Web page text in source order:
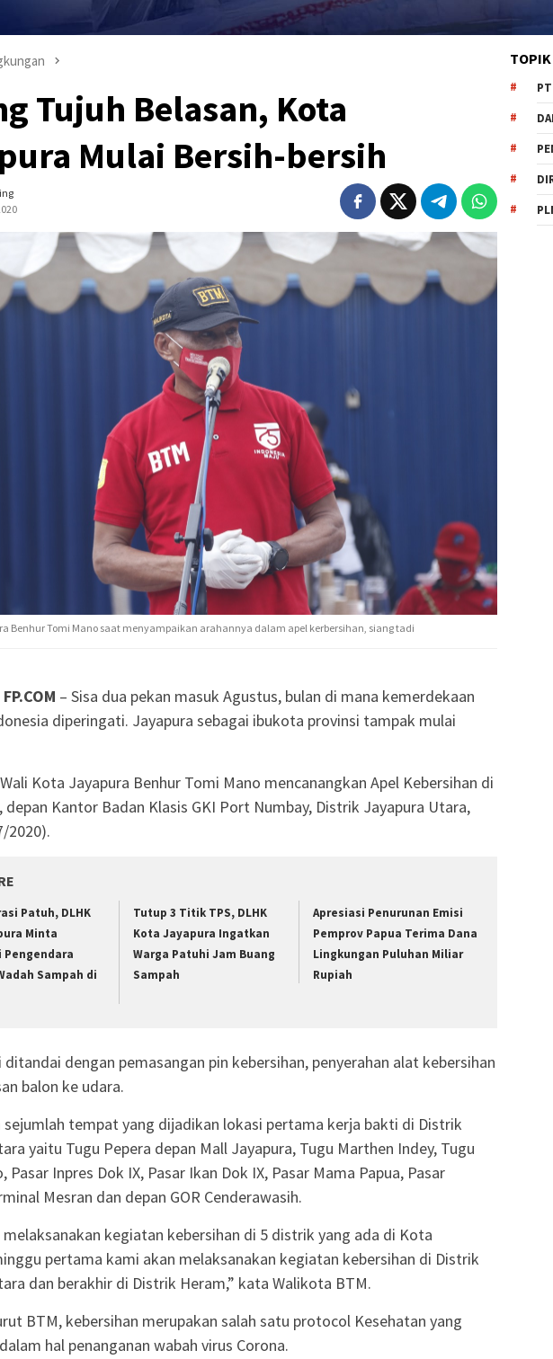
Tujuh Belasan, Kota
Mulai Bersih-bersih
Benhur Tomi Mano saat menyampaikan arahannya dalam apel kerbersihan, siang tadi
– Sisa dua pekan masuk Agustus, bulan di mana kemerdekaan
diperingati. Jayapura sebagai ibukota provinsi tampak mulai
Kota Jayapura Benhur Tomi Mano mencanangkan Apel Kebersihan di
depan Kantor Badan Klasis GKI Port Numbay, Distrik Jayapura Utara,
2020).
Patuh, DLHK
Minta
Sampah di
Tutup 3 Titik TPS, DLHK
Kota Jayapura Ingatkan
Warga Patuhi Jam Buang
Sampah
Apresiasi Penurunan Emisi
Pemprov Papua Terima Dana
Lingkungan Puluhan Miliar
Rupiah
ditandai dengan pemasangan pin kebersihan, penyerahan alat kebersihan
balon ke udara.
sejumlah tempat yang dijadikan lokasi pertama kerja bakti di Distrik
yaitu Tugu Pepera depan Mall Jayapura, Tugu Marthen Indey, Tugu
Pasar Inpres Dok IX, Pasar Ikan Dok IX, Pasar Mama Papua, Pasar
Mesran dan depan GOR Cenderawasih.
melaksanakan kegiatan kebersihan di 5 distrik yang ada di Kota
pertama kami akan melaksanakan kegiatan kebersihan di Distrik
dan berakhir di Distrik Heram,” kata Walikota BTM.
BTM, kebersihan merupakan salah satu protocol Kesehatan yang
hal penanganan wabah virus Corona.